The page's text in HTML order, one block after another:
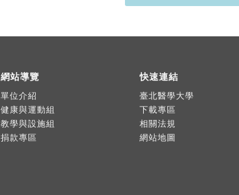
網站導覽
單位介紹
健康與運動組
教學與設施組
捐款專區
快速連結
臺北醫學大學
下載專區
相關法規
網站地圖